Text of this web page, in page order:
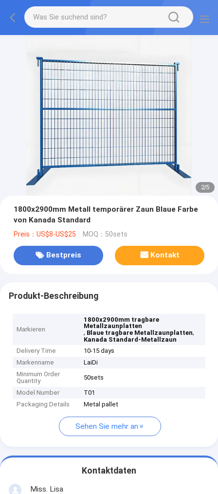
2/5
1800x2900mm Metall temporärer Zaun Blaue Farbe
von Kanada Standard
Preis：US$8-US$25 MOQ：50sets
Bestpreis Kontakt
Produkt-Beschreibung
Markieren
1800x2900mm tragbare
Metallzaunplatten
, Blaue tragbare Metallzaunplatten,
Kanada Standard-Metallzaun
Delivery Time
10-15 days
Markenname
LaiDi
Minimum Order
Quantity
50sets
Model Number
T01
Packaging Details
Metal pallet
Sehen Sie mehr an
Kontaktdaten
Miss. Lisa